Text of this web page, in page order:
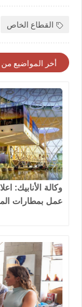
القطاع الخاص
أخر المواضيع
وكالة الأنابيك:
عمل بمطارات